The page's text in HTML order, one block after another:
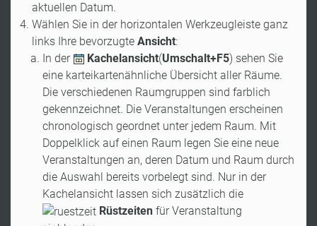
aktuellen Datum.
Wählen Sie in der horizontalen Werkzeugleiste ganz
links Ihre bevorzugte Ansicht:
In der
Kachelansicht(Umschalt+F5) sehen Sie
eine karteikartenähnliche Übersicht aller Räume.
Die verschiedenen Raumgruppen sind farblich
gekennzeichnet. Die Veranstaltungen erscheinen
chronologisch geordnet unter jedem Raum. Mit
Doppelklick auf einen Raum legen Sie eine neue
Veranstaltungen an, deren Datum und Raum durch
die Auswahl bereits vorbelegt sind. Nur in der
Kachelansicht lassen sich zusätzlich die
Rüstzeiten für Veranstaltung